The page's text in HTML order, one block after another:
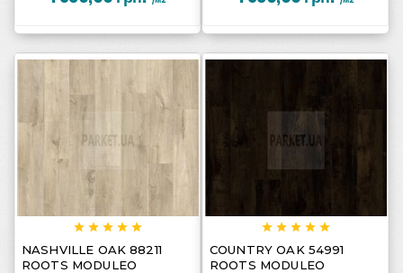
  
    
NASHVILLE OAK 88211
ROOTS MODULEO
  
    
COUNTRY OAK 54991
ROOTS MODULEO